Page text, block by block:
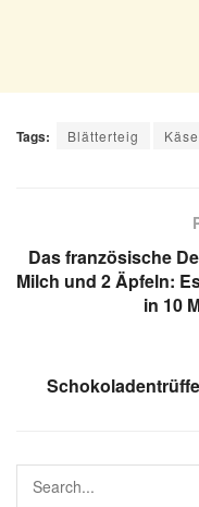
Tags: Blätterteig Käse
Das französische
Milch und 2 Äpfeln:
in 10